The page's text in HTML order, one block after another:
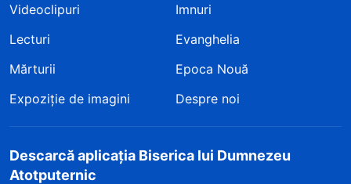
Videoclipuri
Imnuri
Lecturi
Evanghelia
Mărturii
Epoca Nouă
Expoziție de imagini
Despre noi
Descarcă aplicația Biserica lui Dumnezeu
Atotputernic